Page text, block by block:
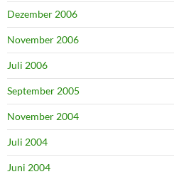
Dezember 2006
November 2006
Juli 2006
September 2005
November 2004
Juli 2004
Juni 2004